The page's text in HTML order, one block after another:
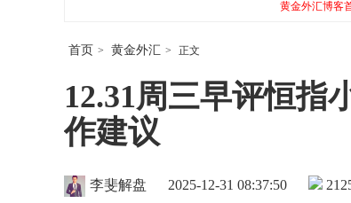
黄金外汇博客
首页 > 黄金外汇 > 正文
12.31周三早评恒指
作建议
李斐解盘 2025-12-31 08:37:50